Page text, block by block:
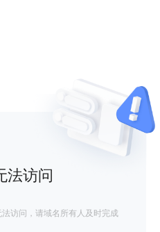
法访问
访问，请域名所有人及时完成